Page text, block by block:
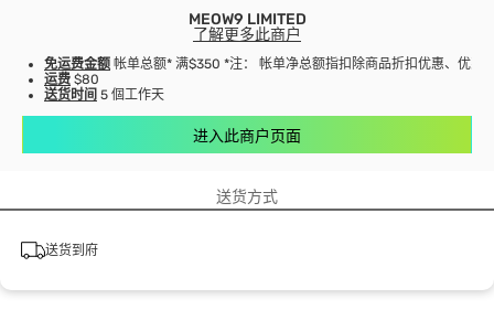
MEOW9 LIMITED
了解更多此商户
免运费金额 帐单总额* 满$350 *注： 帐单净总额指扣除商品折扣优惠、优惠
运费 $80
送货时间 5 個工作天
进入此商户页面
送货方式
送货到府